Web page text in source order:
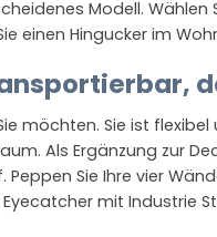
Modell.
einen Hingucker im
möchten. Sie ist
Als Ergänzung zur
Sie Ihre vier
mit Industrie